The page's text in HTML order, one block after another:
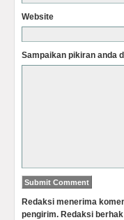
Website
Sampaikan pikiran anda
Redaksi menerima
pengirim. Redaksi